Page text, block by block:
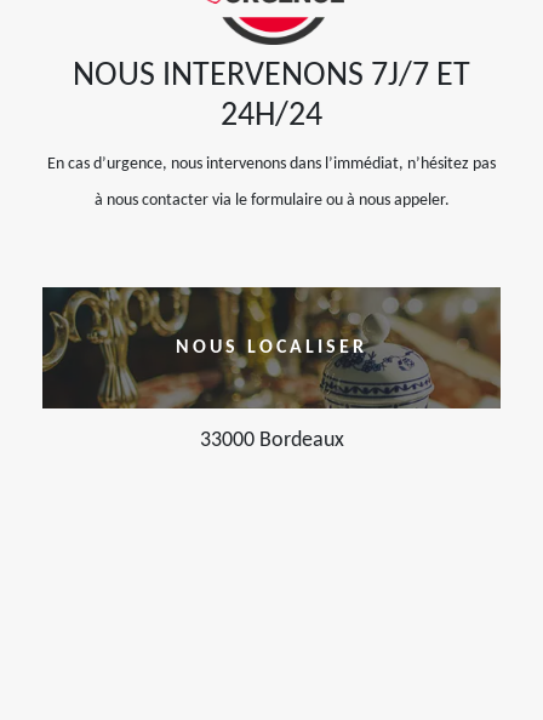
NOUS INTERVENONS 7J/7 ET
24H/24
En cas d’urgence, nous intervenons dans l’immédiat, n’hésitez pas
à nous contacter via le formulaire ou à nous appeler.
NOUS LOCALISER
33000 Bordeaux